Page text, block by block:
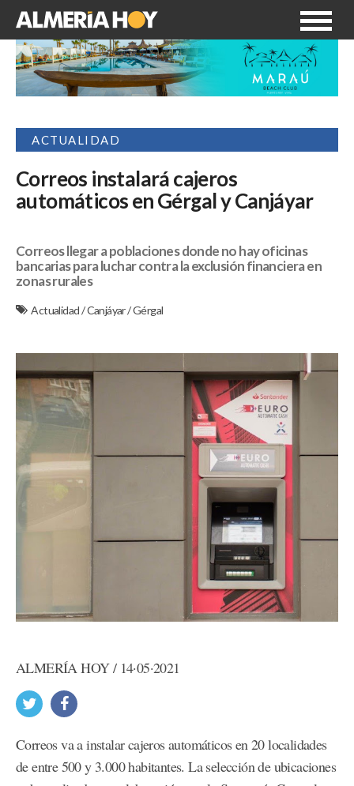
ACTUALIDAD
Correos instalará cajeros
automáticos en Gérgal y Canjáyar
Correos llegar a poblaciones donde no hay oficinas
bancarias para luchar contra la exclusión financiera en
zonas rurales
Actualidad/Canjáyar/Gérgal
ALMERÍA HOY / 14·05·2021
Correos va a instalar cajeros automáticos en 20 localidades
de entre 500 y 3.000 habitantes. La selección de ubicaciones